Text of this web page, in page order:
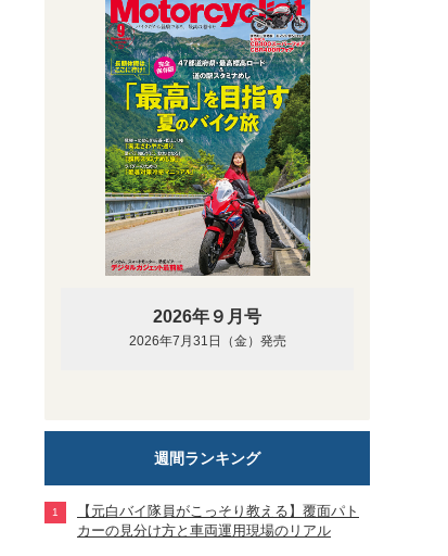
会場となった栃木県日光市の地元グルメを提供とい
をはじめ、高原にぴったりのスペシャルローストコ
切れないお楽しみですからね！
2026年９月号
2026年7月31日（金）発売
週間ランキング
【元白バイ隊員がこっそり教える】覆面パト
カーの見分け方と車両運用現場のリアル